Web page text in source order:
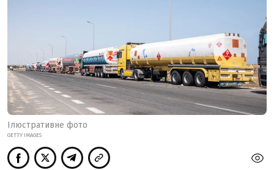
Ілюстративне фото
GETTY IMAGES